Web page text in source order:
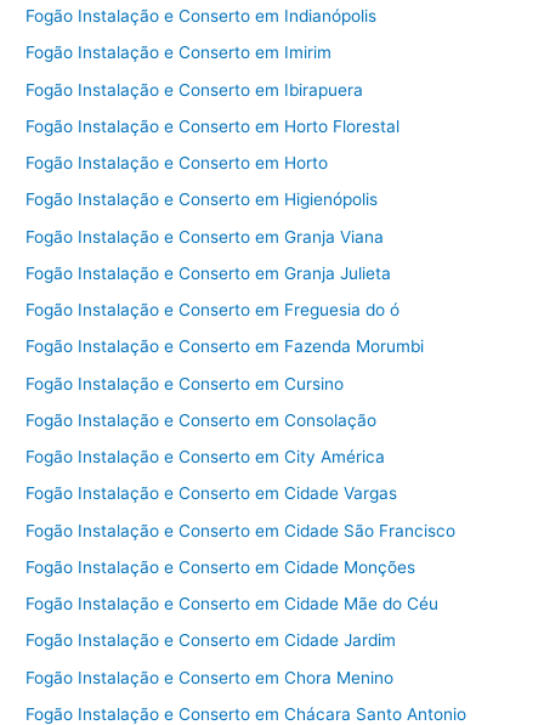
Fogão Instalação e Conserto em Indianópolis
Fogão Instalação e Conserto em Imirim
Fogão Instalação e Conserto em Ibirapuera
Fogão Instalação e Conserto em Horto Florestal
Fogão Instalação e Conserto em Horto
Fogão Instalação e Conserto em Higienópolis
Fogão Instalação e Conserto em Granja Viana
Fogão Instalação e Conserto em Granja Julieta
Fogão Instalação e Conserto em Freguesia do ó
Fogão Instalação e Conserto em Fazenda Morumbi
Fogão Instalação e Conserto em Cursino
Fogão Instalação e Conserto em Consolação
Fogão Instalação e Conserto em City América
Fogão Instalação e Conserto em Cidade Vargas
Fogão Instalação e Conserto em Cidade São Francisco
Fogão Instalação e Conserto em Cidade Monções
Fogão Instalação e Conserto em Cidade Mãe do Céu
Fogão Instalação e Conserto em Cidade Jardim
Fogão Instalação e Conserto em Chora Menino
Fogão Instalação e Conserto em Chácara Santo Antonio